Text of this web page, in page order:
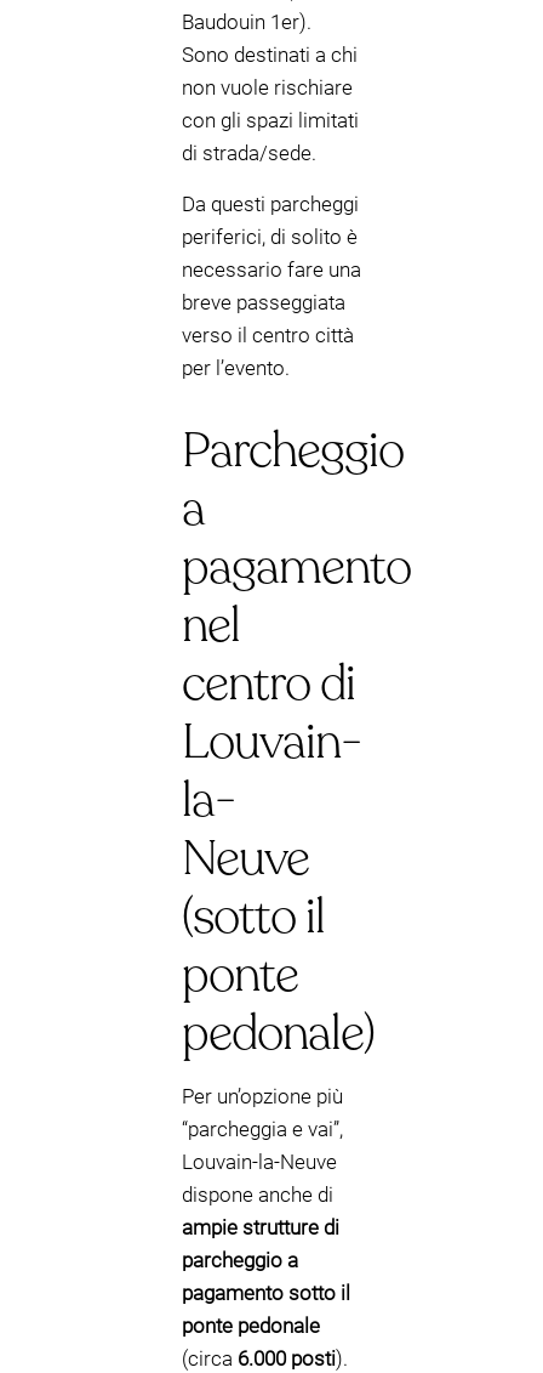
Baudouin 1er).
Sono destinati a chi
non vuole rischiare
con gli spazi limitati
di strada/sede.
Da questi parcheggi
periferici, di solito è
necessario fare una
breve passeggiata
verso il centro città
per l’evento.
Parcheggio
a
pagamento
nel
centro di
Louvain-
la-
Neuve
(sotto il
ponte
pedonale)
Per un’opzione più
“parcheggia e vai”,
Louvain-la-Neuve
dispone anche di
ampie strutture di
parcheggio a
pagamento sotto il
ponte pedonale
(circa 6.000 posti).